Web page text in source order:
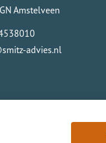
Amstelveen
advies.nl